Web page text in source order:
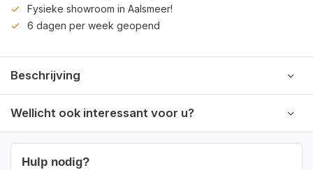
Fysieke showroom in Aalsmeer!
6 dagen per week geopend
Beschrijving
Wellicht ook interessant voor u?
Hulp nodig?